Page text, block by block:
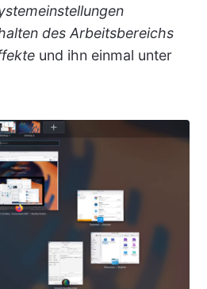
des Arbeitsbereichs
und ihn einmal unter